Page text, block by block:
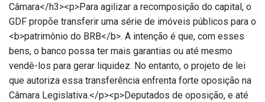
Câmara</h3><p>Para agilizar a recomposição do capital, o
GDF propõe transferir uma série de imóveis públicos para o
<b>patrimônio do BRB</b>. A intenção é que, com esses
bens, o banco possa ter mais garantias ou até mesmo
vendê-los para gerar liquidez. No entanto, o projeto de lei
que autoriza essa transferência enfrenta forte oposição na
Câmara Legislativa.</p><p>Deputados de oposição, e até